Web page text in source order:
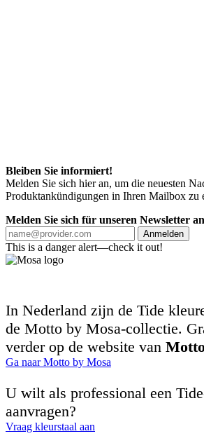
Bleiben Sie informiert!
Melden Sie sich hier an, um die neuesten
Produktankündigungen in Ihren Mailbox zu
Melden Sie sich für unseren Newsletter an
Anmelden
This is a danger alert—check it out!
In Nederland zijn de Tide
de Motto by Mosa-collectie.
verder op de website van
Ga naar Motto by Mosa
U wilt als professional een
aanvragen?
Vraag kleurstaal aan